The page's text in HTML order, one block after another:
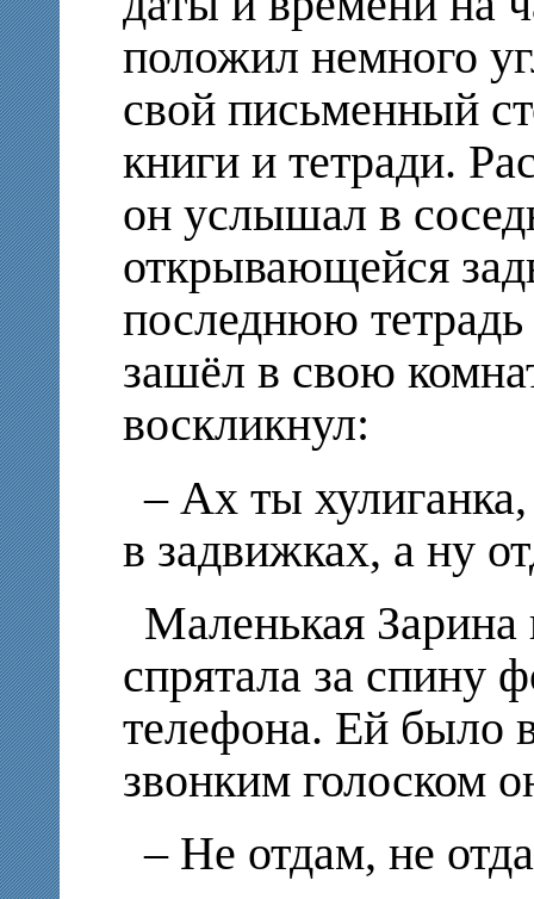
положил немного
свой письменный
книги и тетради.
он услышал в
открывающейся
последнюю
зашёл в свою
воскликнул:
– Ах ты хулиганка,
в задвижках, а ну
Маленькая Зарина
спрятала за спину
телефона. Ей было
звонким голоском
– Не отдам, не